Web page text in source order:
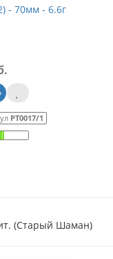
- 70мм - 6.6г
РТ0017/1
(Старый Шаман)